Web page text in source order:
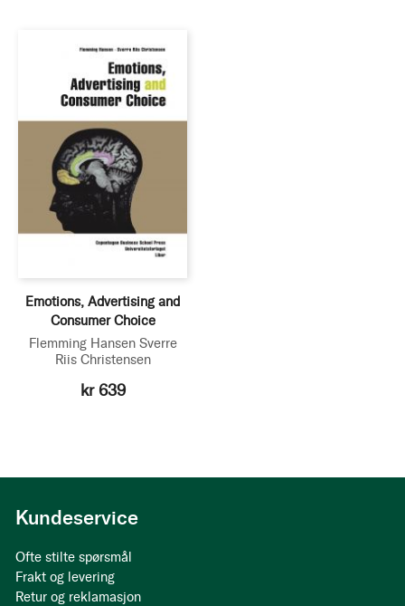
Emotions, Advertising and
Consumer Choice
Flemming Hansen Sverre
Riis Christensen
kr 639
Kundeservice
Ofte stilte spørsmål
Frakt og levering
Retur og reklamasjon